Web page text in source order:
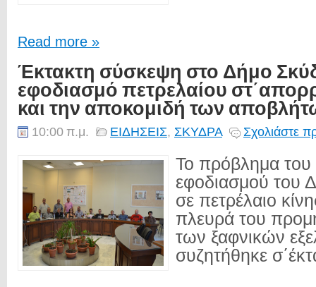
Read more »
Έκτακτη σύσκεψη στο Δήμο
εφοδιασμό πετρελαίου
και την αποκομιδή των
10:00 π.μ. ΕΙΔΗΣΕΙΣ, ΣΚΥΔΡΑ Σχολιάστε
Το πρόβλημα του
εφοδιασμού του
σε πετρέλαιο
πλευρά του
των ξαφνικών
συζητήθηκε